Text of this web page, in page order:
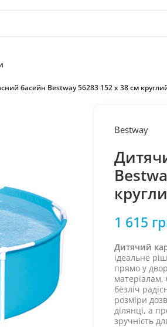
басейн Bestway 56283 152 х 38 см
Bestway
1 615
Дитячий
ідеальне
прямо у
матеріалам,
безліч
розміри
ділянці, а
зручність